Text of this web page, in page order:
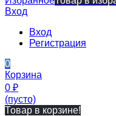
Вход
Вход
Регистрация
0
Корзина
0 ₽
(пусто)
Товар в корзине!